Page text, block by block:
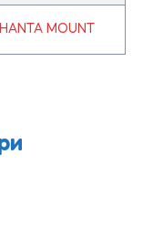
MOUNT